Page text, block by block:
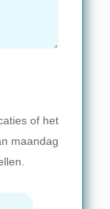
of het
maandag